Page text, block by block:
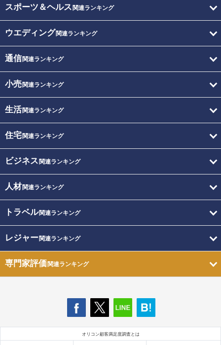
スポーツ＆ヘルス 関連ランキング
ウエディング関連ランキング
通信関連ランキング
小売関連ランキング
生活関連ランキング
住宅関連ランキング
ビジネス 関連ランキング
人材関連ランキング
トラベル関連ランキング
レジャー関連ランキング
専門家評価関連ランキング
オリコン顧客満足度調査とは